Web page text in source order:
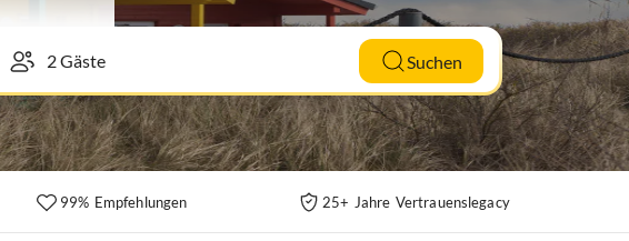
Suchen
99% Empfehlungen 25+ Jahre Vertrauenslegacy